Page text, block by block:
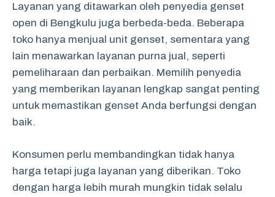
Layanan yang ditawarkan oleh penyedia genset
open di Bengkulu juga berbeda-beda. Beberapa
toko hanya menjual unit genset, sementara yang
lain menawarkan layanan purna jual, seperti
pemeliharaan dan perbaikan. Memilih penyedia
yang memberikan layanan lengkap sangat penting
untuk memastikan genset Anda berfungsi dengan
baik.
Konsumen perlu membandingkan tidak hanya
harga tetapi juga layanan yang diberikan. Toko
dengan harga lebih murah mungkin tidak selalu